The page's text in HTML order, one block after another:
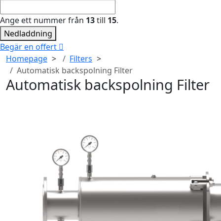
Ange ett nummer från 13till 15.
Nedladdning
Begär en offert
Homepage
Filters
Automatisk backspolning Filter
Automatisk backspolning Filter